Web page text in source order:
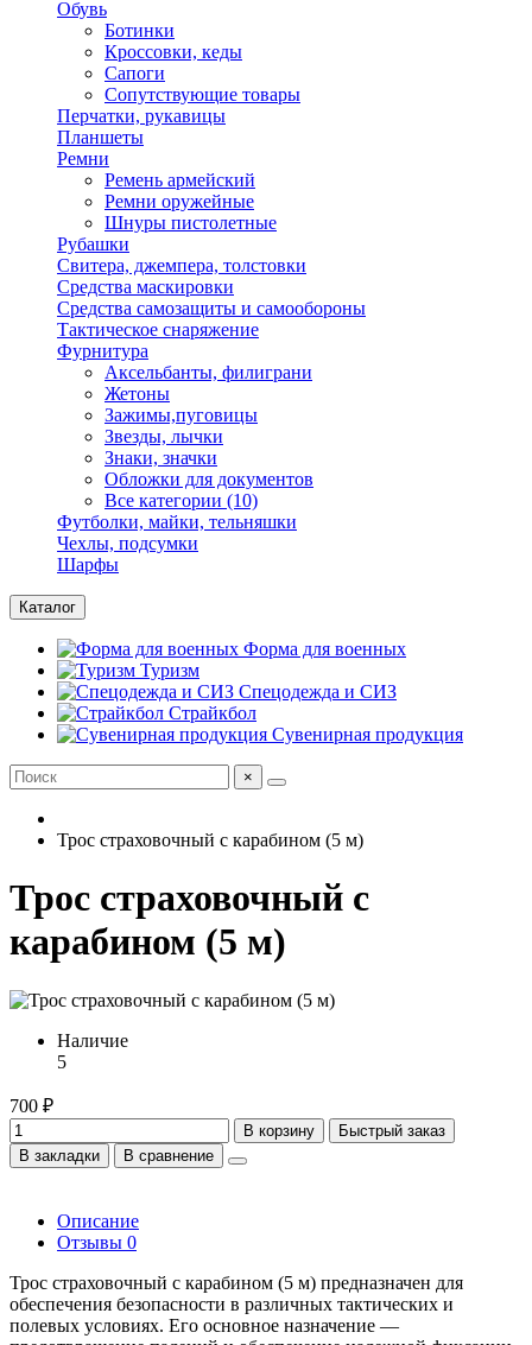
Обувь
Ботинки
Кроссовки, кеды
Сапоги
Сопутствующие товары
Перчатки, рукавицы
Планшеты
Ремни
Ремень армейский
Ремни оружейные
Шнуры пистолетные
Рубашки
Свитера, джемпера, толстовки
Средства маскировки
Средства самозащиты и самообороны
Тактическое снаряжение
Фурнитура
Аксельбанты, филиграни
Жетоны
Зажимы,пуговицы
Звезды, лычки
Знаки, значки
Обложки для документов
Все категории (10)
Футболки, майки, тельняшки
Чехлы, подсумки
Шарфы
Каталог
Форма для военных
Туризм
Спецодежда и СИЗ
Страйкбол
Сувенирная продукция
×
Трос страховочный с карабином (5 м)
Трос страховочный с
карабином (5 м)
Наличие
5
700 ₽
В корзину
Быстрый заказ
В закладки
В сравнение
Описание
Отзывы 0
Трос страховочный с карабином (5 м) предназначен для
обеспечения безопасности в различных тактических и
полевых условиях. Его основное назначение —